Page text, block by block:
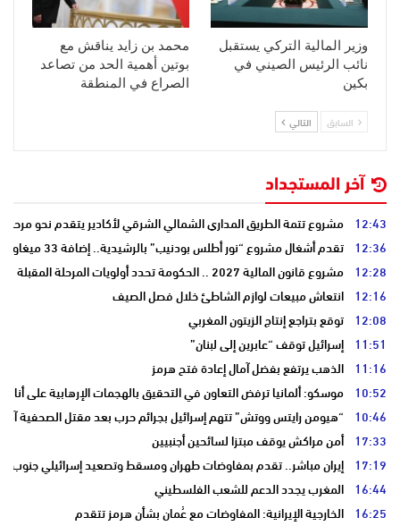
وزير المالية التركي يستقبل
نائب الرئيس الصيني في
بكين
محمد بن زايد يناقش مع
بوتين أهمية الحد من تصاعد
الصراع في المنطقة
السابق التالي
آخر المستجداد
12:43 مشروع تتمة الطريق المداري الشمالي الشرقي لأكادير يتقدم نحو مرحلة
12:36 تقدم أشغال مشروع “نور أطلس بودنيب” بالرشيدية.. إضافة 33 ميغاوات إلى الشبكة الوطنية
12:28 مشروع قانون المالية 2027 .. الحكومة تحدد أولويات المرحلة المقبلة
12:16 انتعاش مبيعات لوازم الشاطئ خلال فصل الصيف
12:08 توقع بتراجع إنتاج الزيتون المغربي
11:51 إسرائيل توقف “عابرين إلى لبنان”
11:16 الذهب يرتفع بفضل آمال إعادة فتح هرمز
10:52 موسكو: ألمانيا ترفض التعاون في التحقيق بالهجمات الإرهابية على
10:46 “هيومن رايتس ووتش” تتهم إسرائيل بجرائم حرب بعد مقتل الصحفية
17:33 أمن مراكش يوقف مبتزا لسائحين أجنبيين
17:19 إيران مباشر.. تقدم بمفاوضات طهران ومسقط وتصعيد إسرائيلي جنوب
16:44 المغرب يجدد الدعم للشعب الفلسطيني
16:25 الخارجية الإيرانية: المفاوضات مع عُمان بشأن هرمز تتقدم